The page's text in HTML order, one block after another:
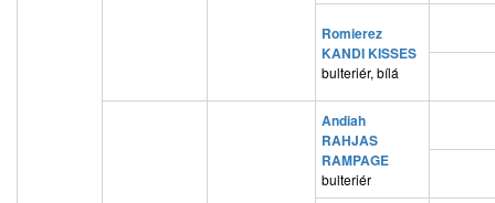
Romierez
KANDI KISSES
bulteriér, bílá
Andiah
RAHJAS
RAMPAGE
bulteriér